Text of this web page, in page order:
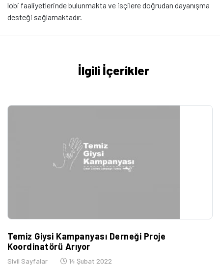
lobi faaliyetlerinde bulunmakta ve isçilere doğrudan dayanışma
desteği sağlamaktadır.
İlgili İçerikler
Temiz Giysi Kampanyası Derneği Proje
Koordinatörü Arıyor
Sivil Sayfalar 14 Şubat 2022